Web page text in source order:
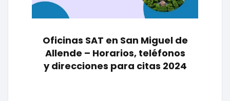
Oficinas SAT en San Miguel de
Allende – Horarios, teléfonos
y direcciones para citas 2024